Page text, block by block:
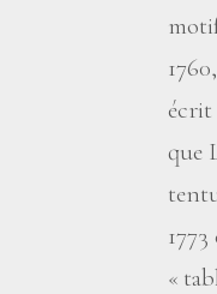
écrit
que
«